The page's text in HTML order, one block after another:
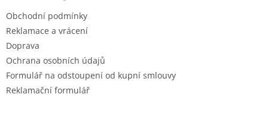
Obchodní podmínky
Reklamace a vrácení
Doprava
Ochrana osobních údajů
Formulář na odstoupení od kupní smlouvy
Reklamační formulář